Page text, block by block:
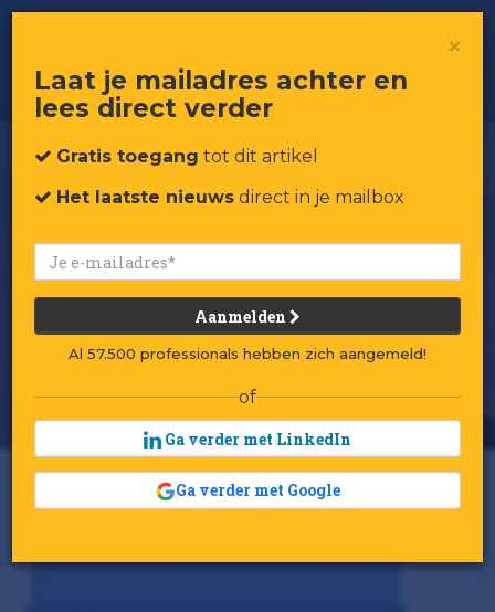
×
Laat je mailadres achter en
lees direct verder
Gratis toegang tot dit artikel
Het laatste nieuws direct in je mailbox
Aanmelden
Al 57.500 professionals hebben zich aangemeld!
of
Ga verder met LinkedIn
Ga verder met Google